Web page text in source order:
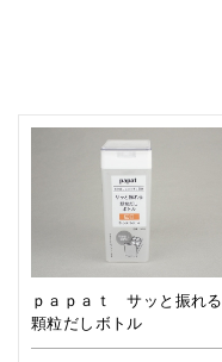
ｐａｐａｔ サッと振れる
顆粒だしボトル